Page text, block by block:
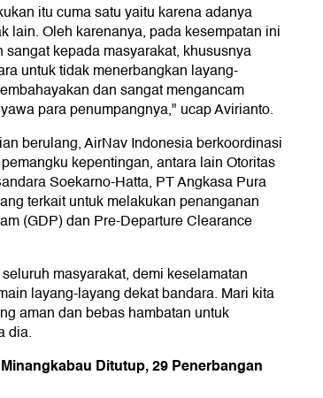
itu cuma satu yaitu karena adanya
lain. Oleh karenanya, pada kesempatan ini
kepada masyarakat, khususnya
untuk tidak menerbangkan layang-
dan sangat mengancam
para penumpangnya," ucap Avirianto.
berulang, AirNav Indonesia berkoordinasi
kepentingan, antara lain Otoritas
Soekarno-Hatta, PT Angkasa Pura
terkait untuk melakukan penanganan
(GDP) dan Pre-Departure Clearance
masyarakat, demi keselamatan
layang-layang dekat bandara. Mari kita
aman dan bebas hambatan untuk
dia.
Ditutup, 29 Penerbangan